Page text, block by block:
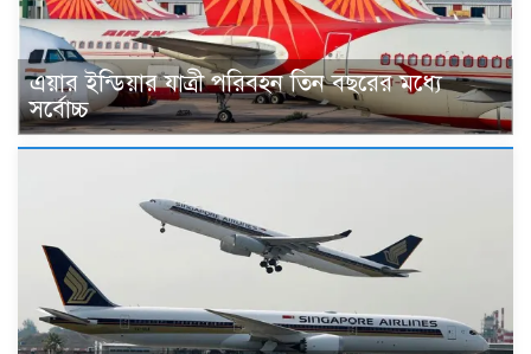
এয়ার ইন্ডিয়ার যাত্রী পরিবহন তিন বছরের মধ্যে
সর্বোচ্চ